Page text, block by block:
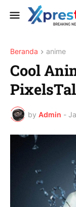
Beranda anime
Cool
by Admin -